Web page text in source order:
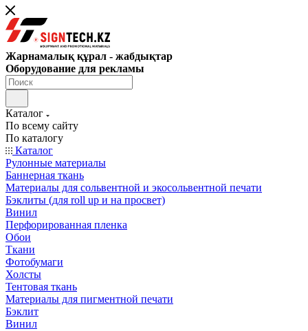
Жарнамалық құрал - жабдықтар
Оборудование для рекламы
Каталог
По всему сайту
По каталогу
Каталог
Рулонные материалы
Баннерная ткань
Материалы для сольвентной и экосольвентной печати
Бэклиты (для roll up и на просвет)
Винил
Перфорированная пленка
Обои
Ткани
Фотобумаги
Холсты
Тентовая ткань
Материалы для пигментной печати
Бэклит
Винил